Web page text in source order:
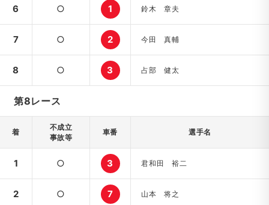
6 ○ 1 鈴木 章夫
7 ○ 2 今田 真輔
8 ○ 3 占部 健太
第8レース
着
不成立
事故等
車番 選手名
1 ○ 3 君和田 裕二
2 ○ 7 山本 将之